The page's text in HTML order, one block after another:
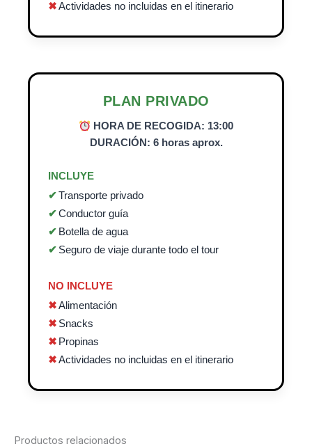
Actividades no incluidas en el itinerario
PLAN PRIVADO
HORA DE RECOGIDA: 13:00
DURACIÓN: 6 horas aprox.
INCLUYE
Transporte privado
Conductor guía
Botella de agua
Seguro de viaje durante todo el tour
NO INCLUYE
Alimentación
Snacks
Propinas
Actividades no incluidas en el itinerario
Productos relacionados